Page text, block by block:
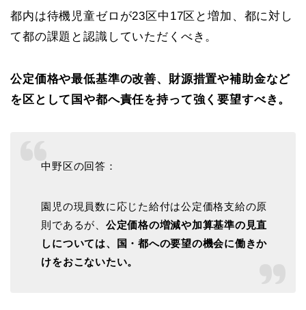
都内は待機児童ゼロが23区中17区と増加、都に対し
て都の課題と認識していただくべき。
公定価格や最低基準の改善、財源措置や補助金など
を区として国や都へ責任を持って強く要望すべき。
中野区の回答：
園児の現員数に応じた給付は公定価格支給の原
則であるが、 公定価格の増減や加算基準の見直
しについては、国・都への要望の機会に働きか
けをおこないたい。